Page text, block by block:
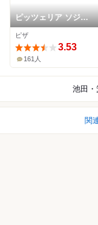
ピッツェリア ソジョ
ルノ
ピザ
3.53
161人
池田・
関